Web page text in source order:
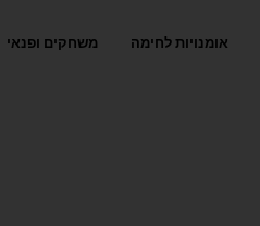
אומנויות לחימה משחקים ופנאי